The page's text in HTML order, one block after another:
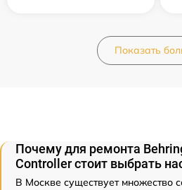
Показать
Почему для ремонта
Controller стоит выбрать
В Москве существует множество